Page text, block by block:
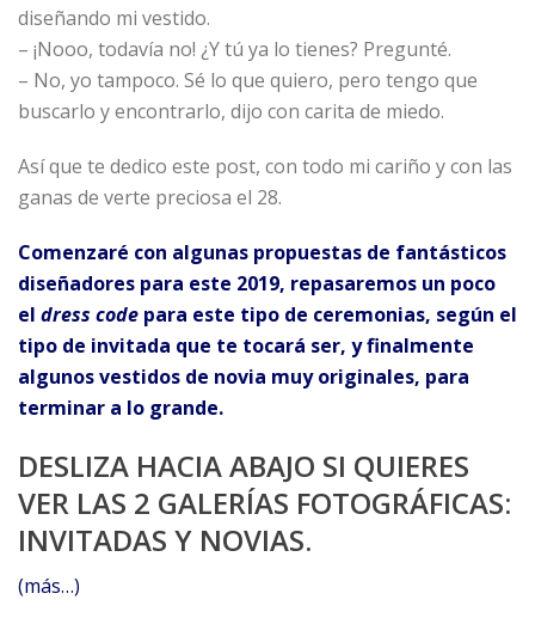
diseñando mi vestido.
– ¡Nooo, todavía no! ¿Y tú ya lo tienes? Pregunté.
– No, yo tampoco. Sé lo que quiero, pero tengo que
buscarlo y encontrarlo, dijo con carita de miedo.
Así que te dedico este post, con todo mi cariño y con las
ganas de verte preciosa el 28.
Comenzaré con algunas propuestas de fantásticos
diseñadores para este 2019, repasaremos un poco
el dress code para este tipo de ceremonias, según el
tipo de invitada que te tocará ser, y finalmente
algunos vestidos de novia muy originales, para
terminar a lo grande.
DESLIZA HACIA ABAJO SI QUIERES
VER LAS 2 GALERÍAS FOTOGRÁFICAS:
INVITADAS Y NOVIAS.
(más…)